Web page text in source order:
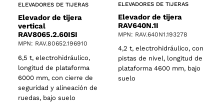
ELEVADORES DE TIJERAS
Elevador de tijera
vertical
RAV8065.2.60ISI
MPN: RAV.80652.196910
6,5 t, electrohidráulico,
longitud de plataforma
6000 mm, con cierre de
seguridad y alineación de
ruedas, bajo suelo
ELEVADORES DE TIJERAS
Elevador de tijera
RAV640N.1I
MPN: RAV.640N1.193278
4,2 t, electrohidráulico, con
pistas de nivel, longitud de
plataforma 4600 mm, bajo
suelo